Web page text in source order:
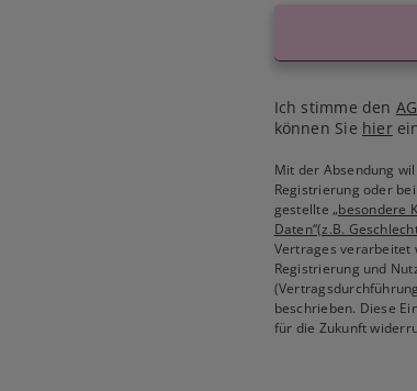
Ich stimme den
können Sie hier
Mit der Absendung
Registrierung oder
gestellte„besondere
Daten“(z.B.
Vertrages verarbeitet
Registrierung und
beschrieben. Diese
für die Zukunft